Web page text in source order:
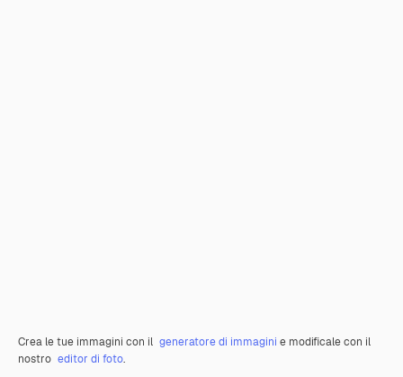
Crea le tue immagini con il generatore di immagini e modificale con il
nostro editor di foto.